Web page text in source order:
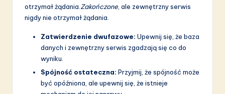
otrzymał żądania. Zakończone , ale zewnętrzny serwis
nigdy nie otrzymał żądania.
Zatwierdzenie dwufazowe: Upewnij się, że baza
danych i zewnętrzny serwis zgadzają się co do
wyniku.
Spójność ostateczna: Przyjmij, że spójność może
być opóźniona, ale upewnij się, że istnieje